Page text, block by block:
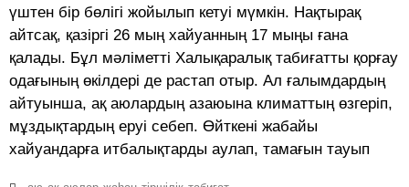
үштен бір бөлігі жойылып кетуі мүмкін. Нақтырақ
айтсақ, қазіргі 26 мың хайуанның 17 мыңы ғана
қалады. Бұл мәліметті Халықаралық табиғатты қорғау
одағының өкілдері де растап отыр. Ал ғалымдардың
айтуынша, ақ аюлардың азаюына климаттың өзгеріп,
мұздықтардың еруі себеп. Өйткені жабайы
хайуандарға итбалықтарды аулап, тамағын тауып